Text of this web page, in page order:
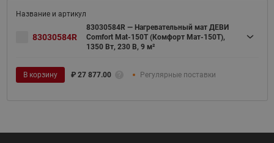
83030584R
83030584R — Нагревательный мат ДЕВИ
Comfort Mat-150T (Комфорт Мат-150Т),
1350 Вт, 230 В, 9 м²
В корзину ₽ 27 877.00 Регулярные поставки